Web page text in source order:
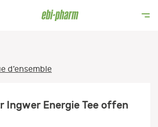
d’ensemble
Ingwer Energie Tee offen